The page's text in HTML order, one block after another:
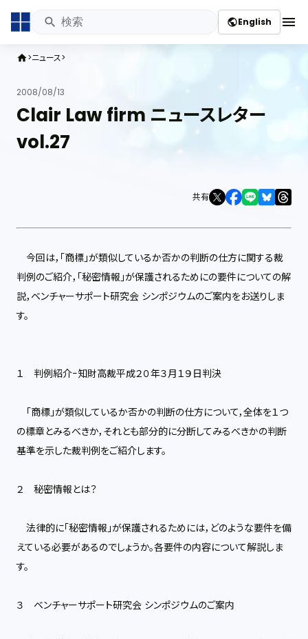
publicEnglish menu
home ニュース
2008/08/13
Clair Law firm ニュースレター
vol.27
共有
今回は，「商標」が類似しているか否かの判断の仕方に関する裁
判例のご紹介，「秘密情報」が保護されるためにの要件についての解
説，ベンチャーサポート研究会 シンポジウムのご案内をお送りしま
す。
１ 判例紹介−知財高裁平成２０年３月１９日判決
「商標」が類似しているか否かの判断の仕方について，全体を１つ
の標章とみるべきか，それとも部分的に分断してみるべきかの判断
基準を示した裁判例をご紹介します。
２ 秘密情報とは？
法律的に「秘密情報」が保護されるためには，どのような要件を備
えている必要があるのでしょうか。各要件の内容について解説しま
す。
３ ベンチャーサポート研究会 シンポジウムのご案内